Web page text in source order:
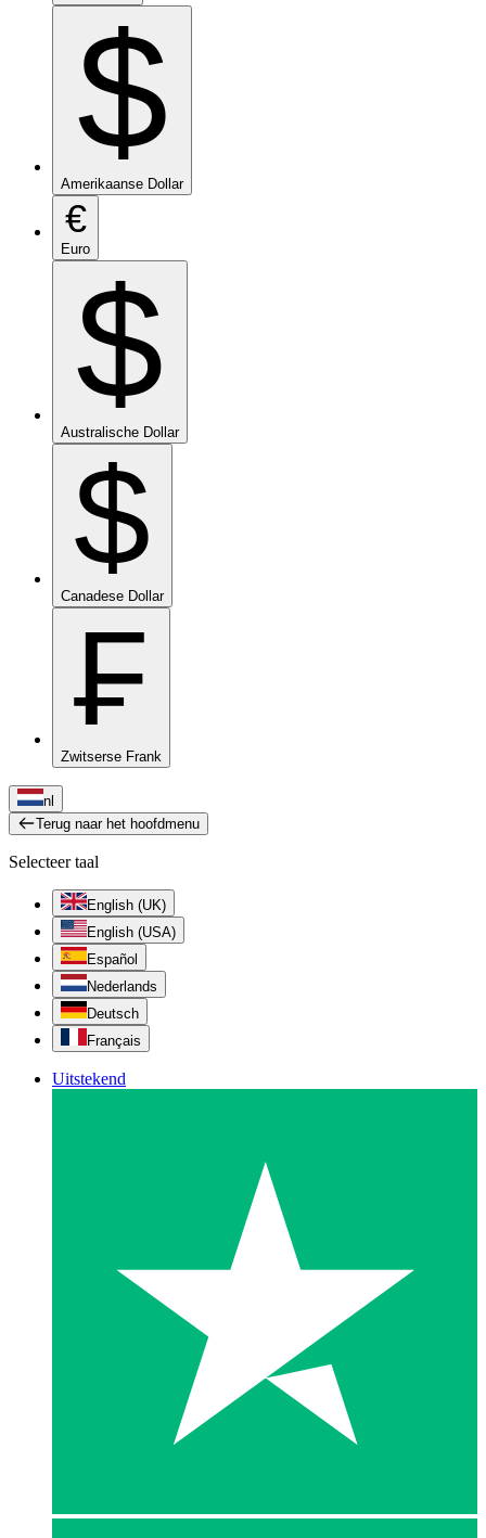
$
Amerikaanse Dollar
€
Euro
$
Australische Dollar
$
Canadese Dollar
₣
Zwitserse Frank
nl
Terug naar het hoofdmenu
Selecteer taal
English (UK)
English (USA)
Español
Nederlands
Deutsch
Français
Uitstekend